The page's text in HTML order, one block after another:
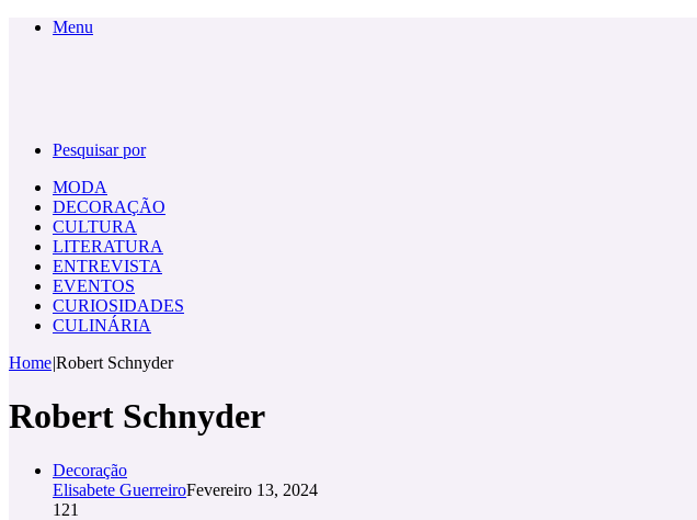
Menu
Pesquisar por
MODA
DECORAÇÃO
CULTURA
LITERATURA
ENTREVISTA
EVENTOS
CURIOSIDADES
CULINÁRIA
Home|Robert Schnyder
Robert Schnyder
Decoração
Elisabete GuerreiroFevereiro 13, 2024
121